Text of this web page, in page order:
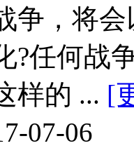
争，将
?任何战
样的 ... [
07-06